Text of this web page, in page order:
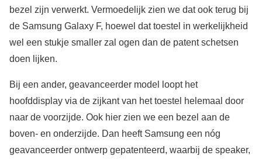
bezel zijn verwerkt. Vermoedelijk zien we dat ook terug bij
de Samsung Galaxy F, hoewel dat toestel in werkelijkheid
wel een stukje smaller zal ogen dan de patent schetsen
doen lijken.
Bij een ander, geavanceerder model loopt het
hoofddisplay via de zijkant van het toestel helemaal door
naar de voorzijde. Ook hier zien we een bezel aan de
boven- en onderzijde. Dan heeft Samsung een nóg
geavanceerder ontwerp gepatenteerd, waarbij de speaker,